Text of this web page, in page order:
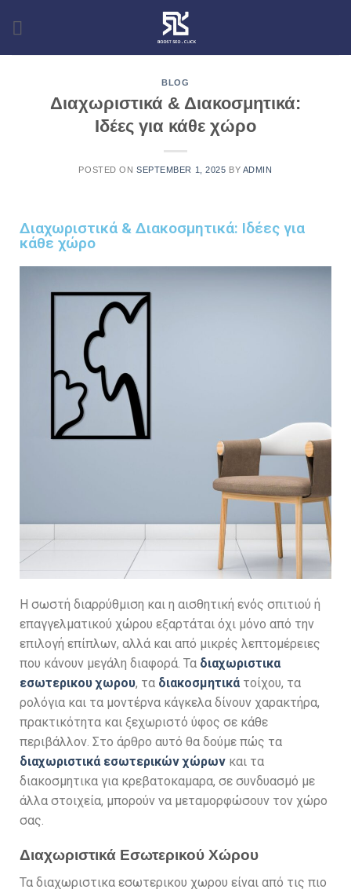
BLOG
Διαχωριστικά & Διακοσμητικά:
Ιδέες για κάθε χώρο
POSTED ON SEPTEMBER 1, 2025 BY ADMIN
Διαχωριστικά & Διακοσμητικά: Ιδέες για
κάθε χώρο
Η σωστή διαρρύθμιση και η αισθητική ενός σπιτιού ή
επαγγελματικού χώρου εξαρτάται όχι μόνο από την
επιλογή επίπλων, αλλά και από μικρές λεπτομέρειες
που κάνουν μεγάλη διαφορά. Τα διαχωριστικα
εσωτερικου χωρου, τα διακοσμητικά τοίχου, τα
ρολόγια και τα μοντέρνα κάγκελα δίνουν χαρακτήρα,
πρακτικότητα και ξεχωριστό ύφος σε κάθε
περιβάλλον. Στο άρθρο αυτό θα δούμε πώς τα
διαχωριστικά εσωτερικών χώρων και τα
διακοσμητικα για κρεβατοκαμαρα, σε συνδυασμό με
άλλα στοιχεία, μπορούν να μεταμορφώσουν τον χώρο
σας.
Διαχωριστικά Εσωτερικού Χώρου
Τα διαχωριστικα εσωτερικου χωρου είναι από τις πιο